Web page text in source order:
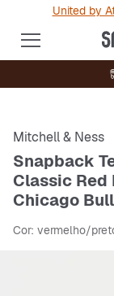
United by
Mitchell & Ness
Snapback
Classic Red
Chicago
Cor: vermelho/